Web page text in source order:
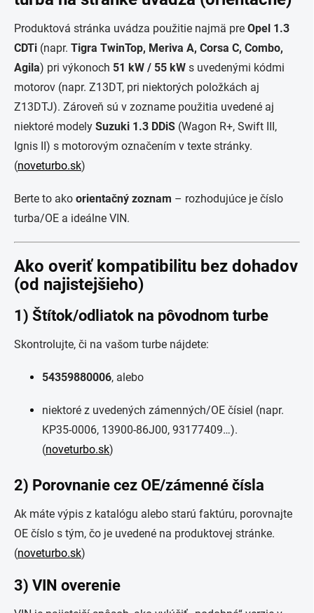
Produktová stránka uvádza použitie najmä pre Opel 1.3
CDTi (napr. Tigra TwinTop, Meriva A, Corsa C, Combo,
Agila) pri výkonoch 51 kW / 55 kW s uvedenými kódmi
motorov (napr. Z13DT, pri niektorých položkách aj
Z13DTJ). Zároveň sú v zozname použitia uvedené aj
niektoré modely Suzuki 1.3 DDiS (Wagon R+, Swift III,
Ignis II) s motorovým označením v texte stránky.
(noveturbo.sk)
Berte to ako orientačný zoznam – rozhodujúce je číslo
turba/OE a ideálne VIN.
Ako overiť kompatibilitu bez dohadov
(od najistejšieho)
1) Štítok/odliatok na pôvodnom turbe
Skontrolujte, či na vašom turbe nájdete:
54359880006, alebo
niektoré z uvedených zámenných/OE čísiel (napr.
KP35-0006, 13900-86J00, 93177409…).
(noveturbo.sk)
2) Porovnanie cez OE/zámenné čísla
Ak máte výpis z katalógu alebo starú faktúru, porovnajte
OE číslo s tým, čo je uvedené na produktovej stránke.
(noveturbo.sk)
3) VIN overenie